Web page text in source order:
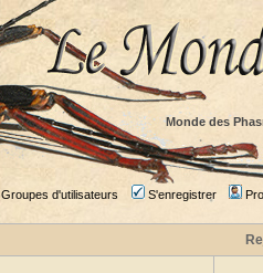
Monde des
Groupes d'utilisateurs S'enregistrer